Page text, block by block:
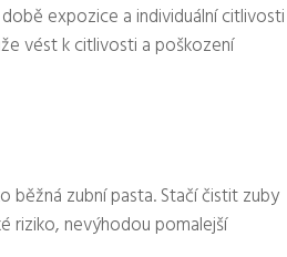
expozice a individuální citlivosti
vést k citlivosti a poškození
běžná zubní pasta. Stačí čistit zuby
riziko, nevýhodou pomalejší